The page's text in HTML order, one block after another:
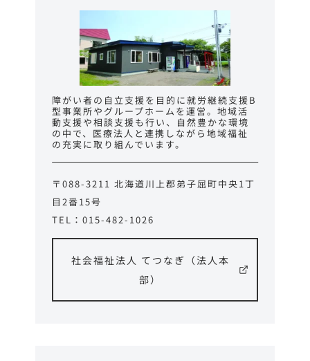
障がい者の自立支援を目的に就労継続支援B
型事業所やグループホームを運営。地域活
動支援や相談支援も行い、自然豊かな環境
の中で、医療法人と連携しながら地域福祉
の充実に取り組んでいます。
〒088-3211 北海道川上郡弟子屈町中央1丁
目2番15号
TEL：015-482-1026
社会福祉法人 てつなぎ（法人本
部）